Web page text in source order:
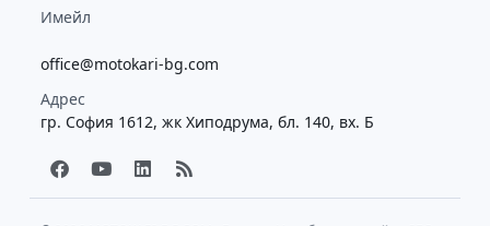
Имейл
office@motokari-bg.com
Адрес
гр. София 1612, жк Хиподрума, бл. 140, вх. Б
F
a
c
Y
o
u
L
i
n
R
s
s